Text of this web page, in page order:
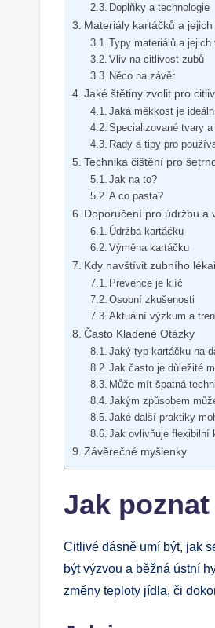
Doplňky a technologie
Materiály kartáčků a jejich
Typy materiálů a jejich
Vliv na citlivost zubů
Něco na závěr
Jaké štětiny zvolit pro
Jaká měkkost je
Specializované tvary a
Rady a tipy pro
Technika čištění pro
Jak na to?
A co pasta?
Doporučení pro údržbu a
Údržba kartáčku
Výměna kartáčku
Kdy navštívit zubního
Prevence je klíč
Osobní zkušenosti
Aktuální výzkum a
Často Kladené Otázky
Jaký typ kartáčku na
Jak často je důležité
Může mít špatná
Jakým způsobem
Jaké další praktiky
Jak ovlivňuje flexibilní
Závěrečné myšlenky
Jak
Citlivé dásně umí být, jak
být výzvou a běžná ústní
změny teploty jídla, či